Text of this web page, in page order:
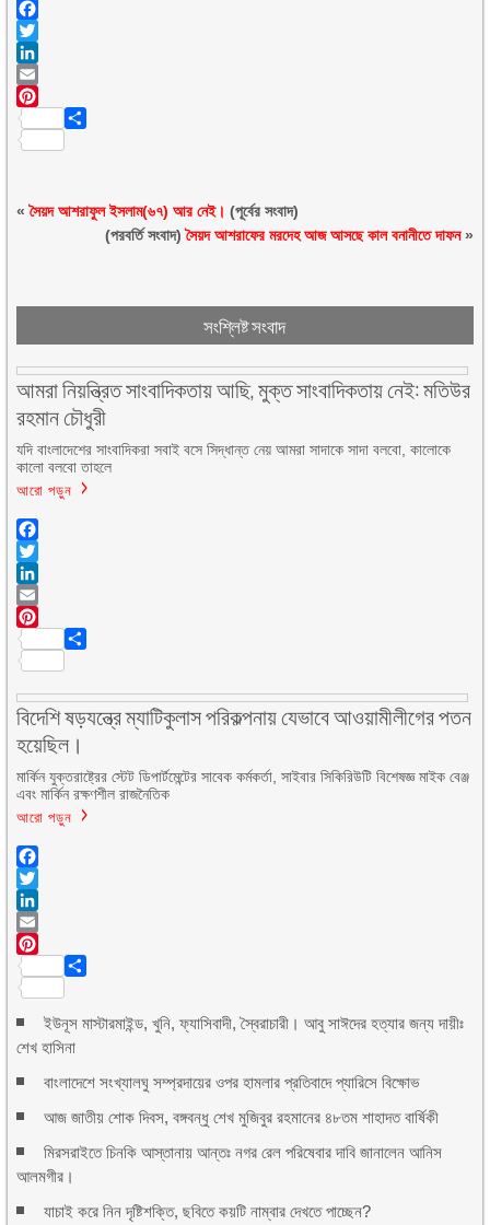
Facebook
Twitter
LinkedIn
Email
Pinterest
«সৈয়দ আশরাফুল ইসলাম(৬৭) আর নেই। (পূর্বের সংবাদ)
(পরবর্তি সংবাদ)সৈয়দ আশরাফের মরদেহ আজ আসছে কাল বনানীতে দাফন»
সংশ্লিষ্ট সংবাদ
আমরা নিয়ন্ত্রিত সাংবাদিকতায় আছি, মুক্ত সাংবাদিকতায় নেই: মতিউর
রহমান চৌধুরী
যদি বাংলাদেশের সাংবাদিকরা সবাই বসে সিদ্ধান্ত নেয় আমরা সাদাকে সাদা বলবো, কালোকে
কালো বলবো তাহলে
আরো পড়ুন
Facebook
Twitter
LinkedIn
Email
Pinterest
বিদেশি ষড়যন্ত্রে ম্যাটিকুলাস পরিকল্পনায় যেভাবে আওয়ামীলীগের পতন
হয়েছিল।
মার্কিন যুক্তরাষ্ট্রের স্টেট ডিপার্টমেন্টের সাবেক কর্মকর্তা, সাইবার সিকিরিউটি বিশেষজ্ঞ মাইক বেঞ্জ
এবং মার্কিন রক্ষণশীল রাজনৈতিক
আরো পড়ুন
Facebook
Twitter
LinkedIn
Email
Pinterest
ইউনূস মাস্টারমাইন্ড, খুনি, ফ্যাসিবাদী, স্বৈরাচারী। আবু সাঈদের হত্যার জন্য দায়ীঃ
শেখ হাসিনা
বাংলাদেশে সংখ্যালঘু সম্প্রদায়ের ওপর হামলার প্রতিবাদে প্যারিসে বিক্ষোভ
আজ জাতীয় শোক দিবস, বঙ্গবন্ধু শেখ মুজিবুর রহমানের ৪৮তম শাহাদত বার্ষিকী
মিরসরাইতে চিনকি আস্তানায় আন্তঃ নগর রেল পরিষেবার দাবি জানালেন আনিস
আলমগীর।
যাচাই করে নিন দৃষ্টিশক্তি, ছবিতে কয়টি নাম্বার দেখতে পাচ্ছেন?